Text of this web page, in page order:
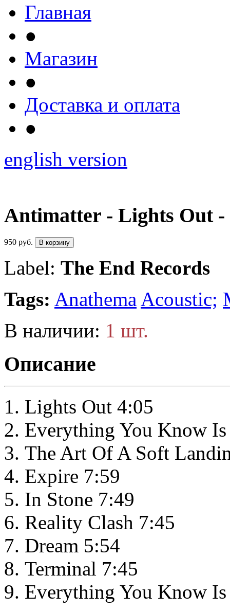
Главная
●
Магазин
●
Доставка и оплата
●
english version
Antimatter - Lights Out -
950 руб. В корзину
Label: The End Records
Tags: Anathema Acoustic;
В наличии: 1 шт.
Описание
Lights Out 4:05
Everything You Know
The Art Of A Soft
Expire 7:59
In Stone 7:49
Reality Clash 7:45
Dream 5:54
Terminal 7:45
Everything You Know